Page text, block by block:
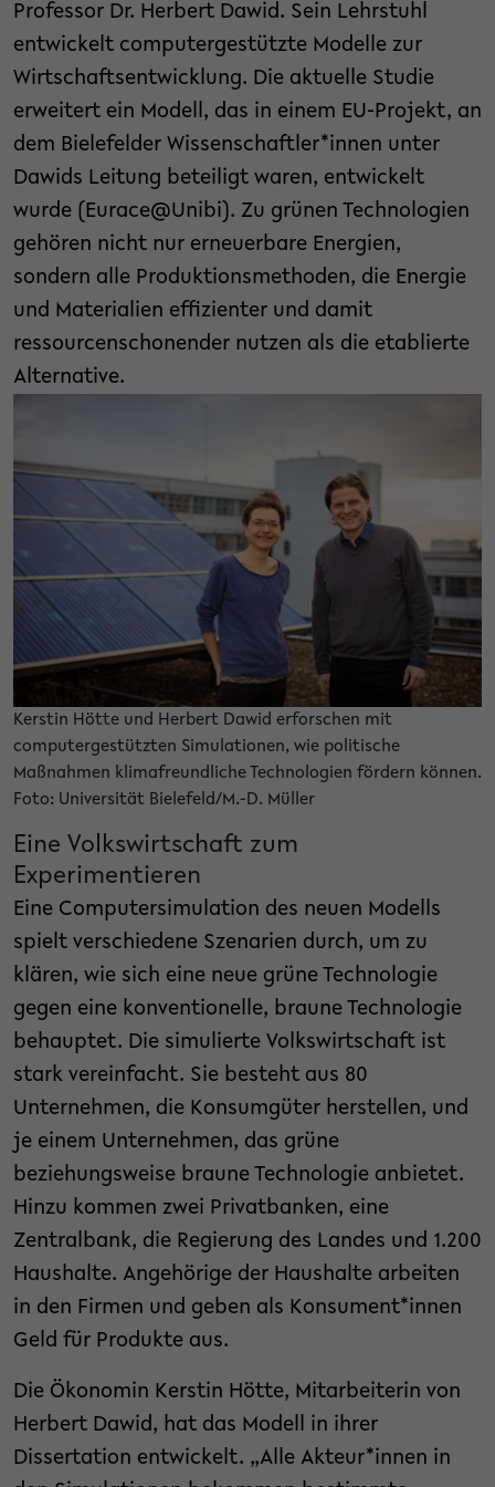
Professor Dr. Herbert Dawid. Sein Lehrstuhl
entwickelt computergestützte Modelle zur
Wirtschaftsentwicklung. Die aktuelle Studie
erweitert ein Modell, das in einem EU-Projekt, an
dem Bielefelder Wissenschaftler*innen unter
Dawids Leitung beteiligt waren, entwickelt
wurde (Eurace@Unibi). Zu grünen Technologien
gehören nicht nur erneuerbare Energien,
sondern alle Produktionsmethoden, die Energie
und Materialien effizienter und damit
ressourcenschonender nutzen als die etablierte
Alternative.
Kerstin Hötte und Herbert Dawid erforschen mit
computergestützten Simulationen, wie politische
Maßnahmen klimafreundliche Technologien fördern können.
Foto: Universität Bielefeld/M.-D. Müller
Eine Volkswirtschaft zum
Experimentieren
Eine Computersimulation des neuen Modells
spielt verschiedene Szenarien durch, um zu
klären, wie sich eine neue grüne Technologie
gegen eine konventionelle, braune Technologie
behauptet. Die simulierte Volkswirtschaft ist
stark vereinfacht. Sie besteht aus 80
Unternehmen, die Konsumgüter herstellen, und
je einem Unternehmen, das grüne
beziehungsweise braune Technologie anbietet.
Hinzu kommen zwei Privatbanken, eine
Zentralbank, die Regierung des Landes und 1.200
Haushalte. Angehörige der Haushalte arbeiten
in den Firmen und geben als Konsument*innen
Geld für Produkte aus.
Die Ökonomin Kerstin Hötte, Mitarbeiterin von
Herbert Dawid, hat das Modell in ihrer
Dissertation entwickelt. „Alle Akteur*innen in